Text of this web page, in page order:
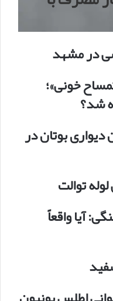
خونی»؛
شد؟
بوتان در
توالت
آیا واقعاً